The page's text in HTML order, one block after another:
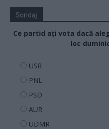
Sondaj
Ce partid ați vota dacă
loc
USR
PNL
PSD
AUR
UDMR